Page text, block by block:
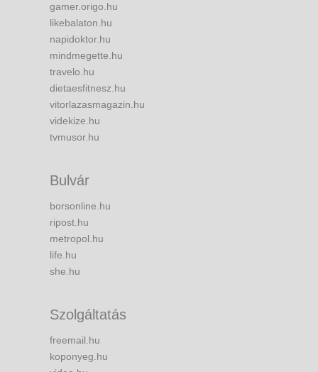
gamer.origo.hu
likebalaton.hu
napidoktor.hu
mindmegette.hu
travelo.hu
dietaesfitnesz.hu
vitorlazasmagazin.hu
videkize.hu
tvmusor.hu
Bulvár
borsonline.hu
ripost.hu
metropol.hu
life.hu
she.hu
Szolgáltatás
freemail.hu
koponyeg.hu